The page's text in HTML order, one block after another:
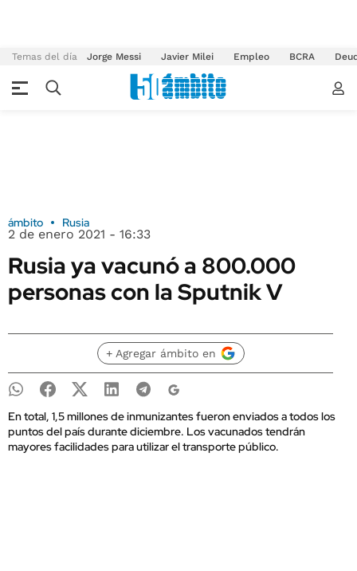
Temas del día Jorge Messi Javier Milei Empleo BCRA
ámbito Rusia
2 de enero 2021 - 16:33
Rusia ya vacunó a 800.000
personas con la Sputnik V
+ Agregar ámbito en
En total, 1,5 millones de inmunizantes fueron enviados a todos los
puntos del país durante diciembre. Los vacunados tendrán
mayores facilidades para utilizar el transporte público.